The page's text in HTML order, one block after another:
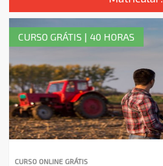
CURSO ONLINE GRÁTIS
CURSO GRÁTIS | 40 HORAS